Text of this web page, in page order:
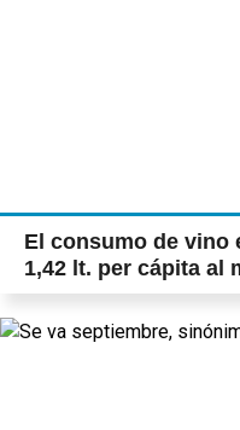
El consumo de vino
1,42 lt. per cápita al